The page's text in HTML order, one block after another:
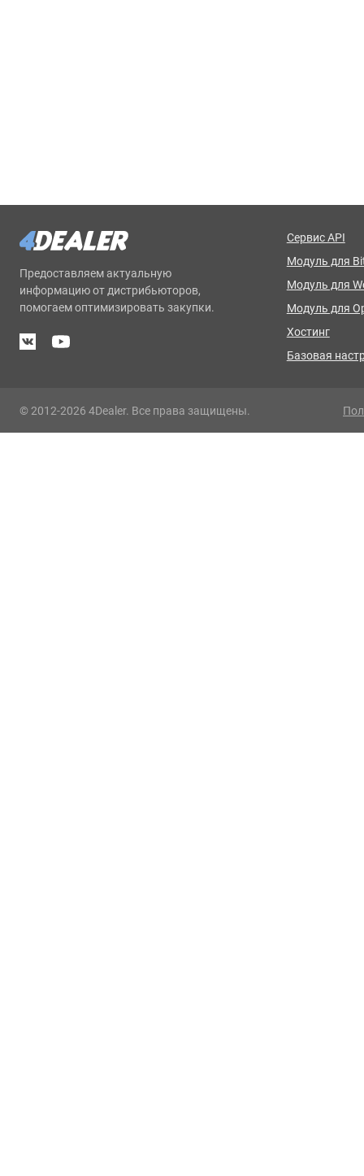
Предоставляем актуальную
информацию от дистрибьюторов,
помогаем оптимизировать закупки.
Сервис API
Модуль для
Модуль для
Модуль для
Хостинг
Базовая
© 2012-2026 4Dealer. Все права защищены.